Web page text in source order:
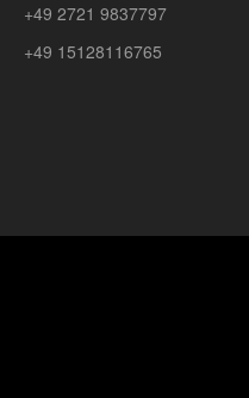
+49 2721 9837797
+49 15128116765